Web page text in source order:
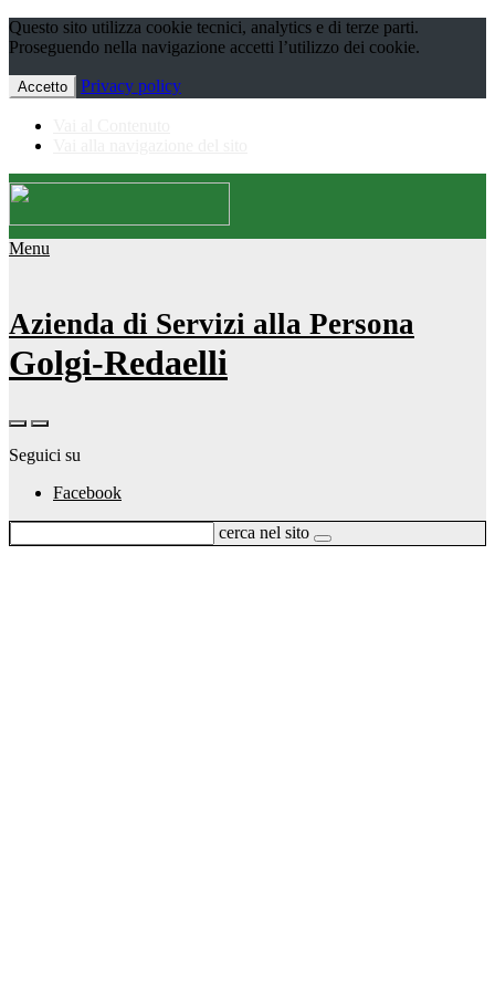
Questo sito utilizza cookie tecnici, analytics e di terze parti.
Proseguendo nella navigazione accetti l’utilizzo dei cookie.
Accetto Privacy policy
Menu
Azienda di Servizi alla Persona
Golgi-Redaelli
Seguici su
Facebook
cerca nel sito